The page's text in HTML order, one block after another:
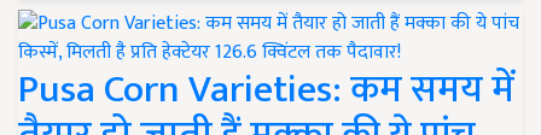
Pusa Corn Varieties: कम समय में